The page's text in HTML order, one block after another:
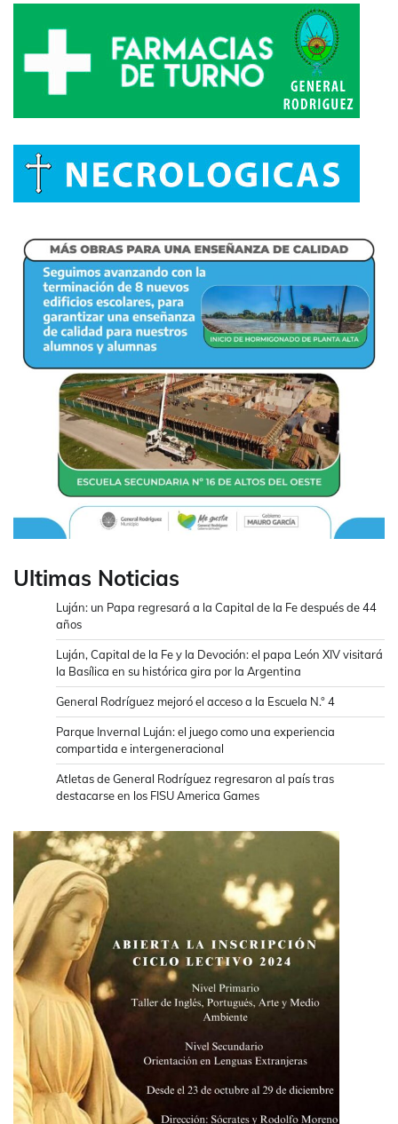
Ultimas Noticias
Luján: un Papa regresará a la Capital de la Fe después de 44
años
Luján, Capital de la Fe y la Devoción: el papa León XIV visitará
la Basílica en su histórica gira por la Argentina
General Rodríguez mejoró el acceso a la Escuela N.° 4
Parque Invernal Luján: el juego como una experiencia
compartida e intergeneracional
Atletas de General Rodríguez regresaron al país tras
destacarse en los FISU America Games